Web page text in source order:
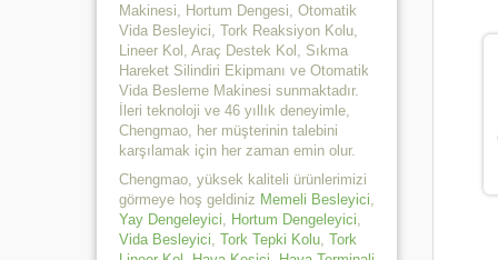
Makinesi, Hortum Dengesi, Otomatik
Vida Besleyici, Tork Reaksiyon Kolu,
Lineer Kol, Araç Destek Kol, Sıkma
Hareket Silindiri Ekipmanı ve Otomatik
Vida Besleme Makinesi sunmaktadır.
İleri teknoloji ve 46 yıllık deneyimle,
Chengmao, her müşterinin talebini
karşılamak için her zaman emin olur.
Chengmao, yüksek kaliteli ürünlerimizi
görmeye hoş geldiniz Memeli Besleyici,
Yay Dengeleyici, Hortum Dengeleyici,
Vida Besleyici, Tork Tepki Kolu, Tork